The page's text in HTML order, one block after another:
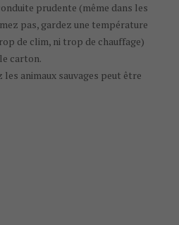
prudente (même dans les
pas, gardez une température
de clim, ni trop de chauffage)
carton.
animaux sauvages peut être